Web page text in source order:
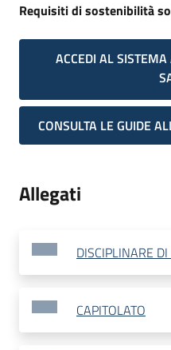
Requisiti di sostenibilità
ACCEDI AL
CONSULTA LE GUIDE
Allegati
DISCIPLINARE
CAPITOLATO